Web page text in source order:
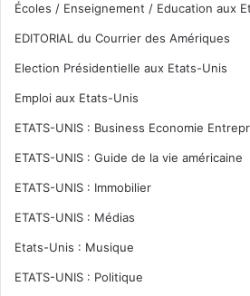
Écoles / Enseignement / Education aux
EDITORIAL du Courrier des Amériques
Election Présidentielle aux Etats-Unis
Emploi aux Etats-Unis
ETATS-UNIS : Business Economie
ETATS-UNIS : Guide de la vie américaine
ETATS-UNIS : Immobilier
ETATS-UNIS : Médias
Etats-Unis : Musique
ETATS-UNIS : Politique